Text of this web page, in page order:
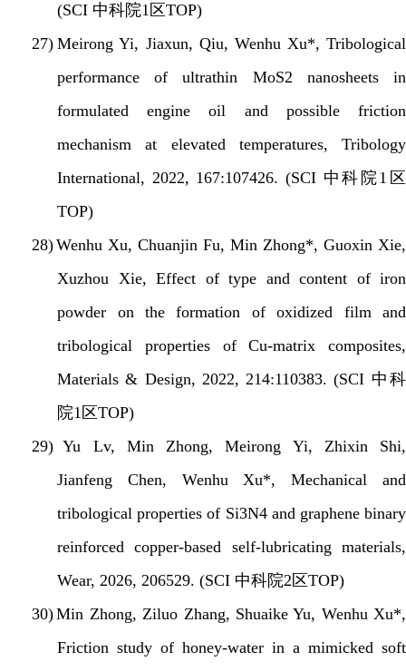
(SCI 中科院1 区TOP)
27) Meirong Yi, Jiaxun, Qiu, Wenhu Xu*, Tribological
performance of ultrathin MoS2 nanosheets in
formulated engine oil and possible friction
mechanism at elevated temperatures, Tribology
International, 2022, 167:107426. (SCI 中科院1 区
TOP)
28)Wenhu Xu, Chuanjin Fu, Min Zhong*, Guoxin Xie,
Xuzhou Xie, Effect of type and content of iron
powder on the formation of oxidized film and
tribological properties of Cu-matrix composites,
Materials & Design, 2022, 214:110383. (SCI 中科
院1 区TOP)
29) Yu Lv, Min Zhong, Meirong Yi, Zhixin Shi,
Jianfeng Chen, Wenhu Xu*, Mechanical and
tribological properties of Si3N4 and graphene binary
reinforced copper-based self-lubricating materials,
Wear, 2026, 206529. (SCI 中科院2 区TOP)
30)Min Zhong, Ziluo Zhang, Shuaike Yu, Wenhu Xu*,
Friction study of honey-water in a mimicked soft